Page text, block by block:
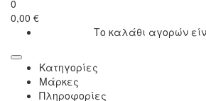
0
0,00 €
Το καλάθι αγορών
Κατηγορίες
Μάρκες
Πληροφορίες